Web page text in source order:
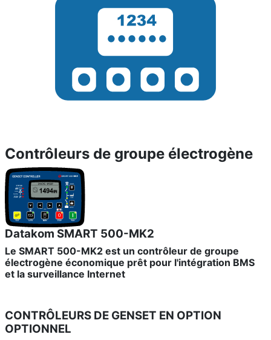
Contrôleurs de groupe électrogène
Datakom SMART 500-MK2
Le SMART 500-MK2 est un contrôleur de groupe
électrogène économique prêt pour l'intégration BMS
et la surveillance Internet
CONTRÔLEURS DE GENSET EN OPTION
OPTIONNEL